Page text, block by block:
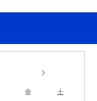
金 土